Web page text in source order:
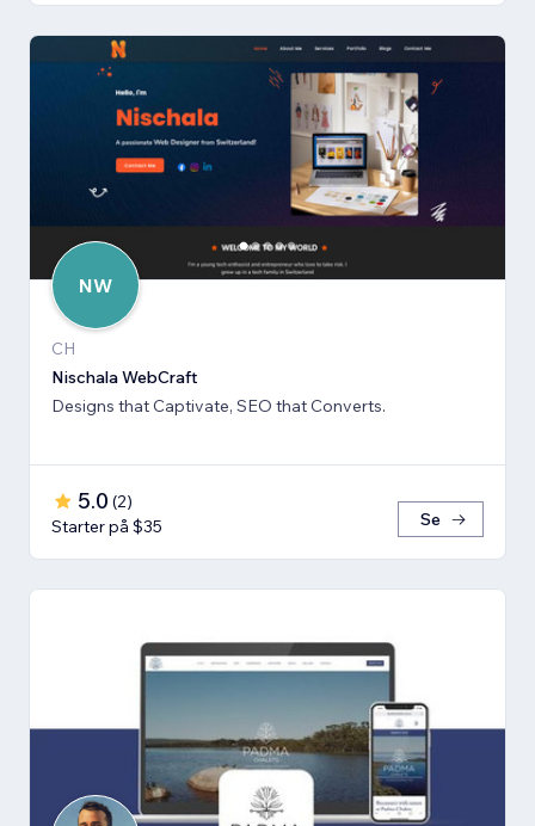
NW
CH
Nischala WebCraft
Designs that Captivate, SEO that Converts.
5.0 (2)
Starter på $35
Se